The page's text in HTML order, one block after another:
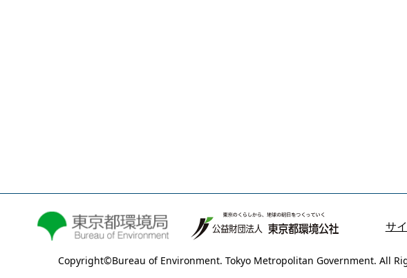
サ
Copyright©Bureau of Environment. Tokyo Metropolitan Government. All